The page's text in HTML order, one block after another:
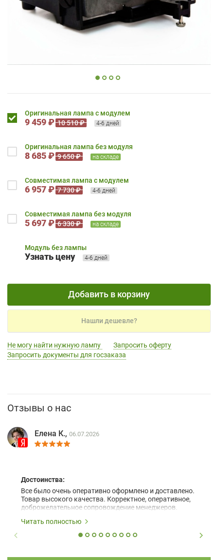
Оригинальная лампа с модулем
9 459 ₽ 10 510 ₽ 4-6 дней
Оригинальная лампа без модуля
8 685 ₽ 9 650 ₽ на складе
Совместимая лампа с модулем
6 957 ₽ 7 730 ₽ 4-6 дней
Совместимая лампа без модуля
5 697 ₽ 6 330 ₽ на складе
Модуль без лампы
Узнать цену 4-6 дней
Добавить в корзину
Нашли дешевле?
Не могу найти нужную лампу
Запросить оферту
Запросить документы для госзаказа
Отзывы о нас
Елена К., 06.07.2026
Достоинства:
Все было очень оперативно оформлено и доставлено.
Товар высокого качества. Корректное, оперативное,
доброжелательное сопровождение менеджеров.
Читать полностью